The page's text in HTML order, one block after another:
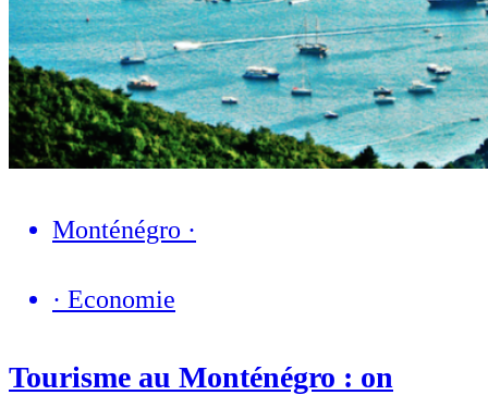
Monténégro ·
· Economie
Tourisme au Monténégro : on